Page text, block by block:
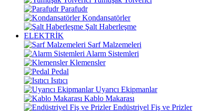
Parafudr
Kondansatörler
Şalt Haberleşme
ELEKTRİK
Sarf Malzemeleri
Alarm Sistemleri
Klemensler
Pedal
Isıtıcı
Uyarıcı Ekipmanlar
Kablo Makarası
Endüstriyel Fiş ve Prizler